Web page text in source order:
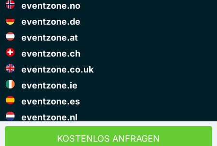
KOSTENLOS ANFRAGEN
eventzone.no
eventzone.de
eventzone.at
eventzone.ch
eventzone.co.uk
eventzone.ie
eventzone.es
eventzone.nl
© Copyright Eventzone 2026